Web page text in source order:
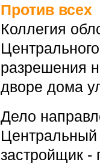
Против всех
Коллегия
разрешения
дворе дома
Дело
застройщик -